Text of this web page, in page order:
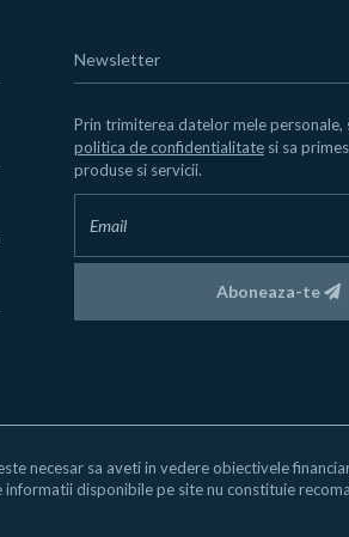
Newsletter
Prin trimiterea datelor mele personale,
politica de confidentialitate si sa
produse si servicii.
Aboneaza-te
necesar sa aveti in vedere obiectivele
disponibile pe site nu constituie